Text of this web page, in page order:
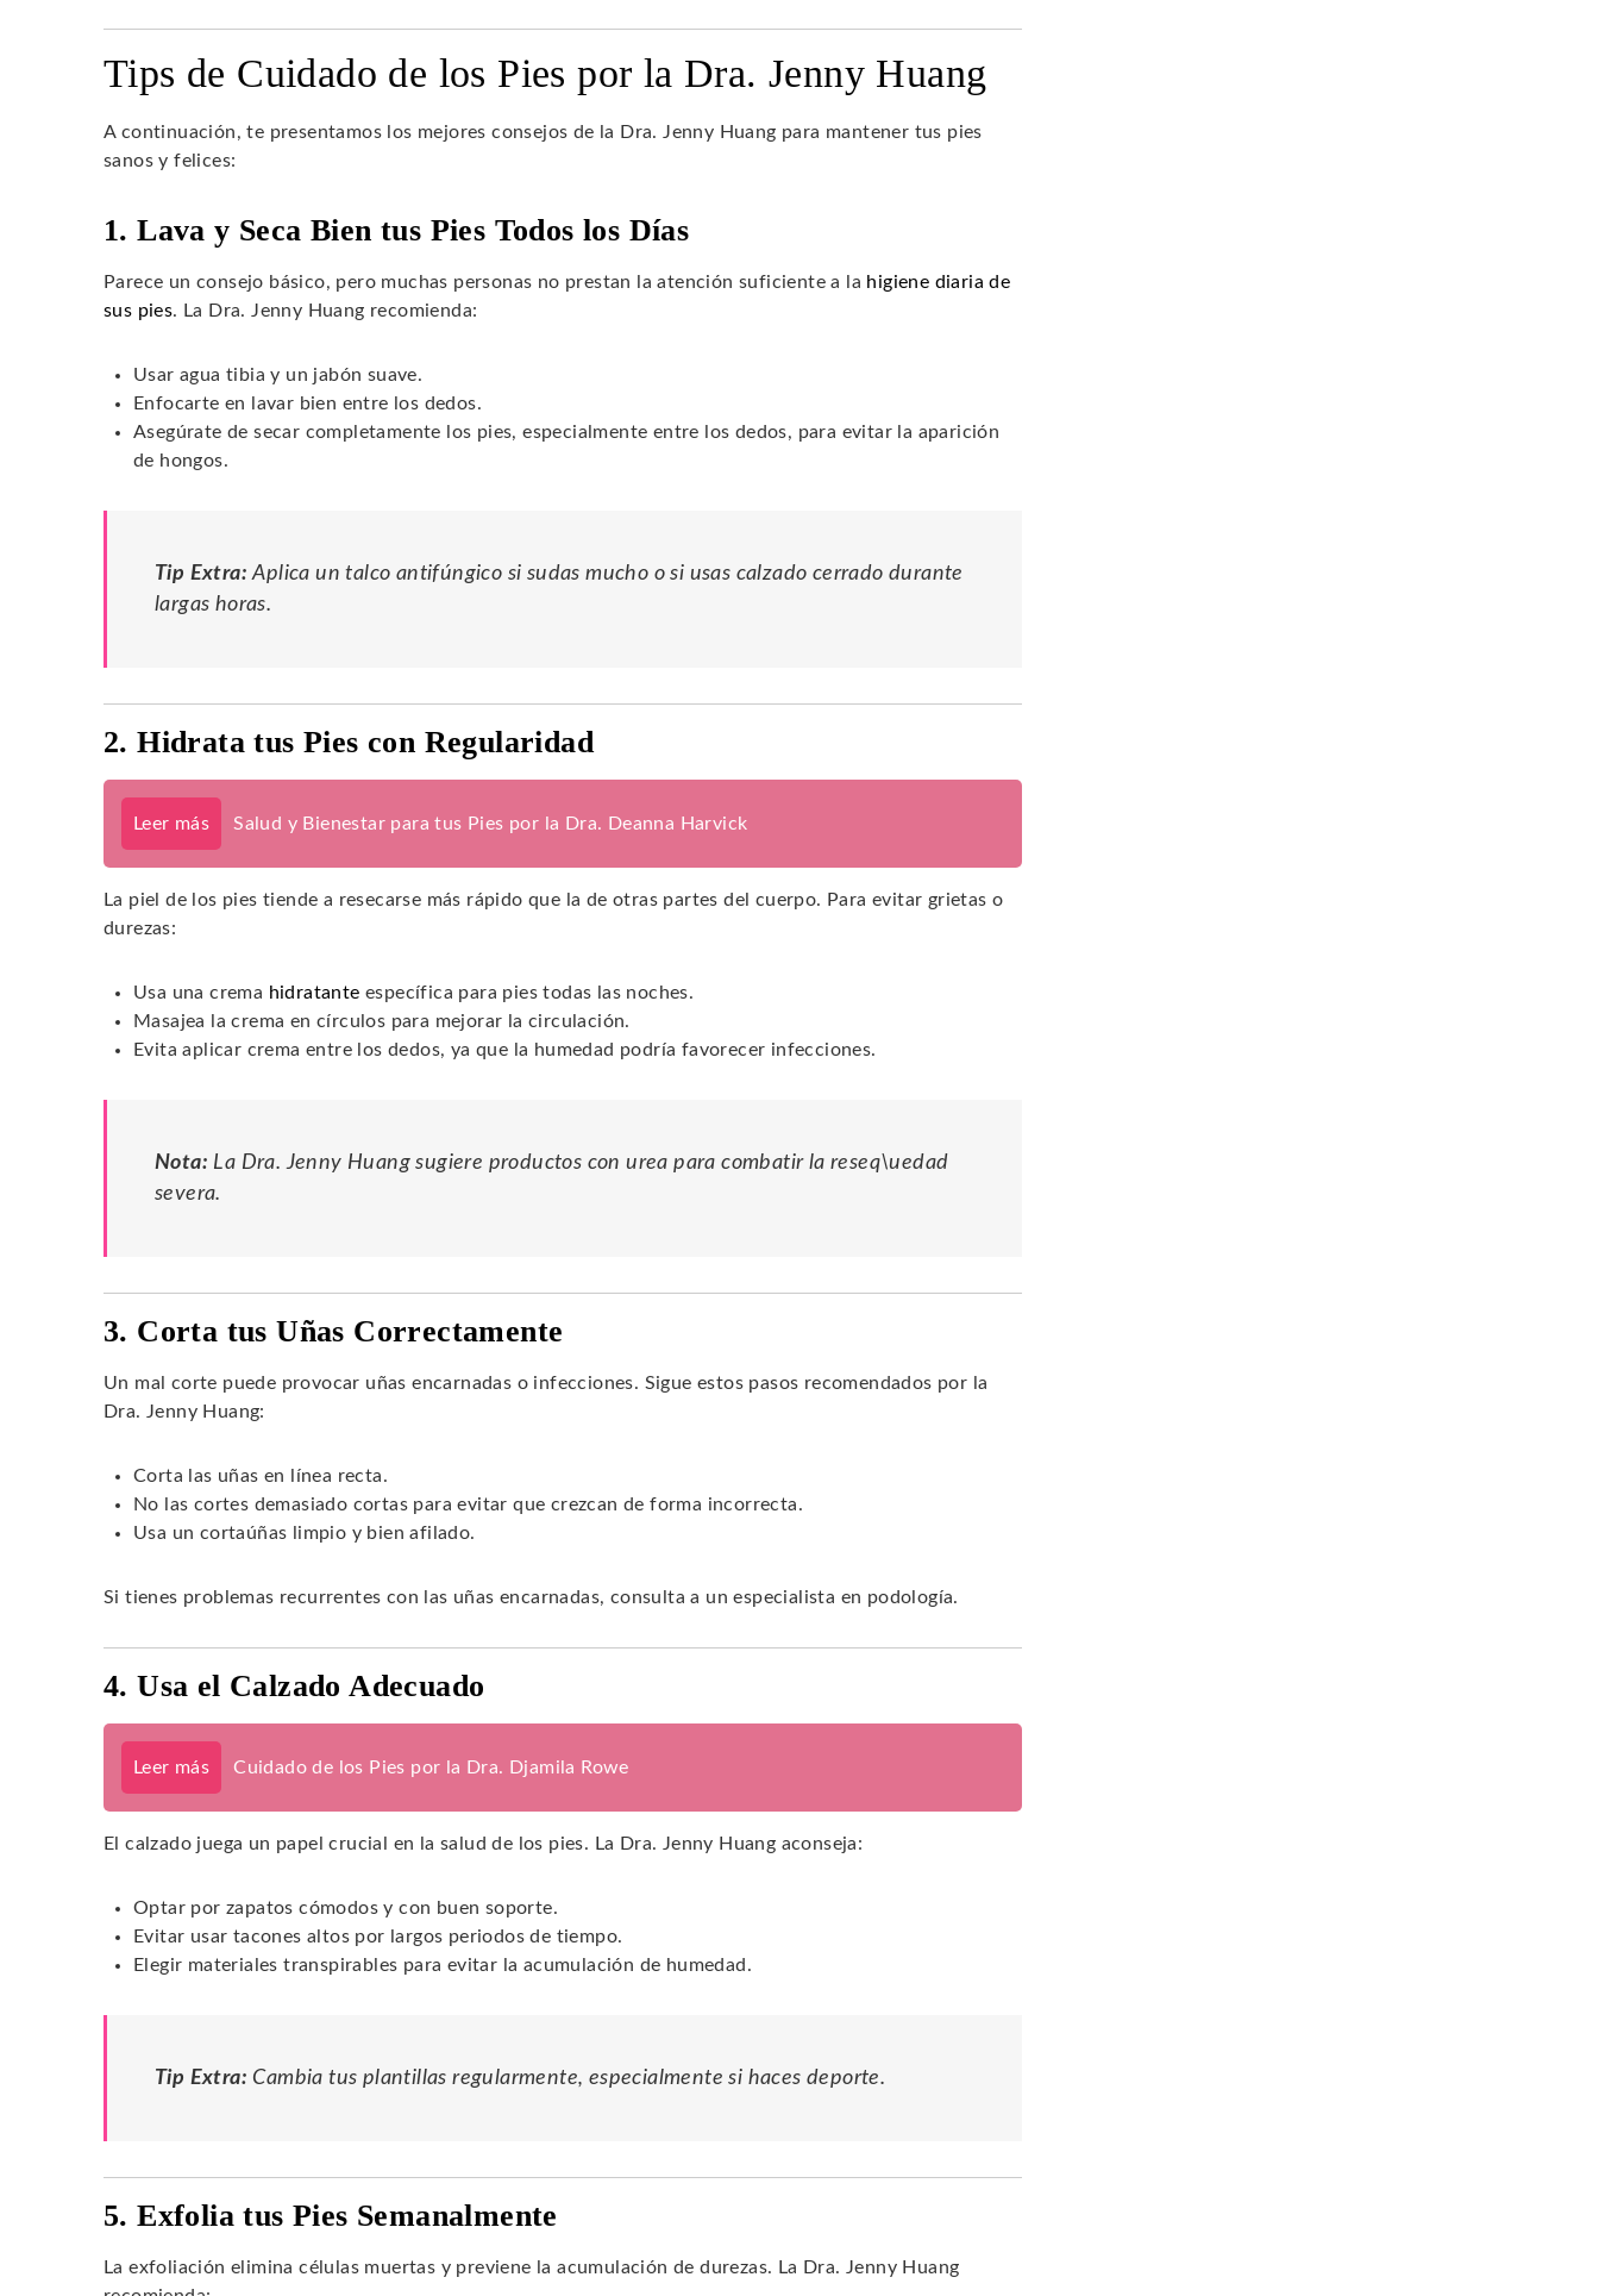
Tips de Cuidado de los Pies por la Dra. Jenny Huang
A continuación, te presentamos los mejores consejos de la Dra. Jenny Huang para mantener tus pies
sanos y felices:
1. Lava y Seca Bien tus Pies Todos los Días
Parece un consejo básico, pero muchas personas no prestan la atención suficiente a la higiene diaria de
sus pies. La Dra. Jenny Huang recomienda:
Usar agua tibia y un jabón suave.
Enfocarte en lavar bien entre los dedos.
Asegúrate de secar completamente los pies, especialmente entre los dedos, para evitar la aparición
de hongos.
Tip Extra: Aplica un talco antifúngico si sudas mucho o si usas calzado cerrado durante
largas horas.
2. Hidrata tus Pies con Regularidad
Leer más Salud y Bienestar para tus Pies por la Dra. Deanna Harvick
La piel de los pies tiende a resecarse más rápido que la de otras partes del cuerpo. Para evitar grietas o
durezas:
Usa una crema hidratante específica para pies todas las noches.
Masajea la crema en círculos para mejorar la circulación.
Evita aplicar crema entre los dedos, ya que la humedad podría favorecer infecciones.
Nota: La Dra. Jenny Huang sugiere productos con urea para combatir la reseq\uedad
severa.
3. Corta tus Uñas Correctamente
Un mal corte puede provocar uñas encarnadas o infecciones. Sigue estos pasos recomendados por la
Dra. Jenny Huang:
Corta las uñas en línea recta.
No las cortes demasiado cortas para evitar que crezcan de forma incorrecta.
Usa un cortaúñas limpio y bien afilado.
Si tienes problemas recurrentes con las uñas encarnadas, consulta a un especialista en podología.
4. Usa el Calzado Adecuado
Leer más Cuidado de los Pies por la Dra. Djamila Rowe
El calzado juega un papel crucial en la salud de los pies. La Dra. Jenny Huang aconseja:
Optar por zapatos cómodos y con buen soporte.
Evitar usar tacones altos por largos periodos de tiempo.
Elegir materiales transpirables para evitar la acumulación de humedad.
Tip Extra: Cambia tus plantillas regularmente, especialmente si haces deporte.
5. Exfolia tus Pies Semanalmente
La exfoliación elimina células muertas y previene la acumulación de durezas. La Dra. Jenny Huang